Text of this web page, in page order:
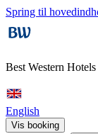
Spring til
Best Western
English
Vis booking